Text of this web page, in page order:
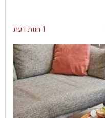
1 חוות דעת